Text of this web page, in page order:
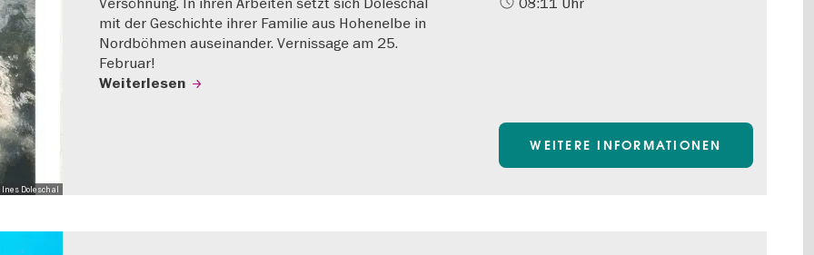
Doleschal
mit der Geschichte ihrer Familie aus Hohenelbe in
Nordböhmen auseinander. Vernissage am 25.
Februar!
Weiterlesen
WEITERE INFORMATIONEN